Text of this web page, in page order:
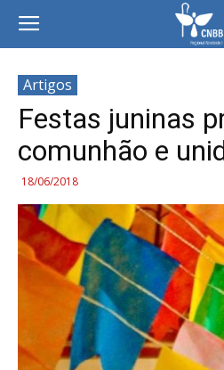
Artigos
Festas juninas
comunhão e
18/06/2018